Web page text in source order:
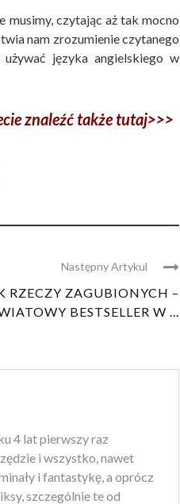
musimy, czytając aż tak mocno
nam zrozumienie czytanego
języka angielskiego w
znaleźć także tutaj>>>
Następny Artykul
RZECZY ZAGUBIONYCH –
BESTSELLER W ...
4 lat pierwszy raz
i wszystko, nawet
i fantastykę, a oprócz
szczególnie te od